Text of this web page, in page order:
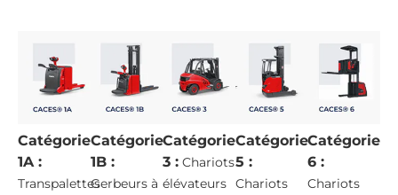
Catégorie
1A :
Transpalettes
Catégorie
1B :
Gerbeurs à
Catégorie
3 : Chariots
élévateurs
Catégorie
5 :
Chariots
Catégorie
6 :
Chariots